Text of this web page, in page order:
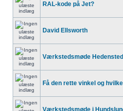
RAL-kode på Jet?
David Ellsworth
Værkstedsmøde
Få den rette vinkel og
Værkstedsmøde i